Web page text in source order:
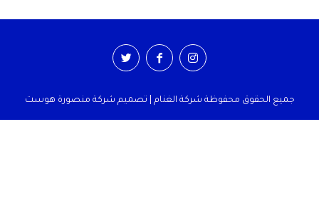
جميع الحقوق محفوظة شركة الغنام | تصميم شركة منصورة هوست